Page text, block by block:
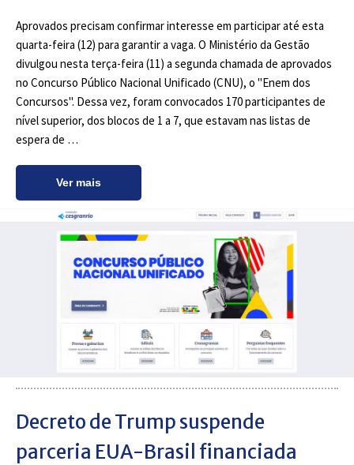
Aprovados precisam confirmar interesse em participar até esta
quarta-feira (12) para garantir a vaga. O Ministério da Gestão
divulgou nesta terça-feira (11) a segunda chamada de aprovados
no Concurso Público Nacional Unificado (CNU), o "Enem dos
Concursos". Dessa vez, foram convocados 170 participantes de
nível superior, dos blocos de 1 a 7, que estavam nas listas de
espera de …
Ver mais
Decreto de Trump suspende
parceria EUA-Brasil financiada